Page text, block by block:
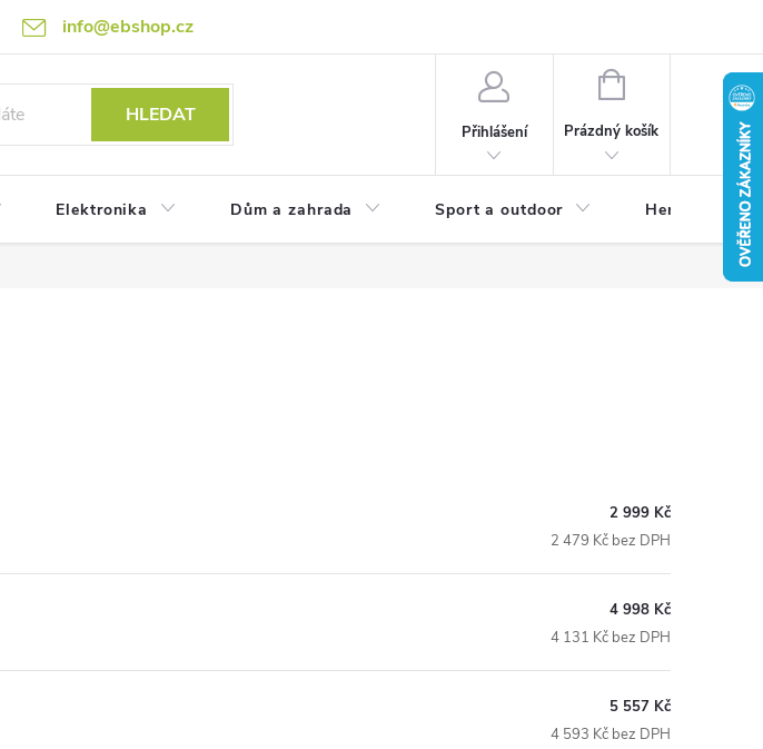
info@ebshop.cz
HLEDAT
Přihlášení
NÁKUPNÍ
Prázdný košík
Elektronika Dům a zahrada Sport a outdoor Herní zóna
2 999 Kč
2 479 Kč bez DPH
4 998 Kč
4 131 Kč bez DPH
5 557 Kč
4 593 Kč bez DPH